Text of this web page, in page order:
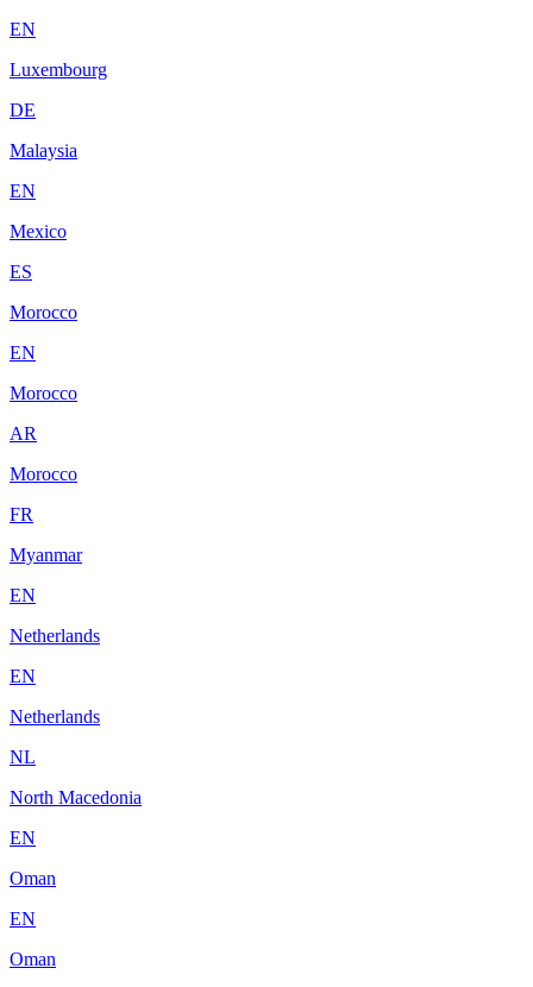
EN
Luxembourg
DE
Malaysia
EN
Mexico
ES
Morocco
EN
Morocco
AR
Morocco
FR
Myanmar
EN
Netherlands
EN
Netherlands
NL
North Macedonia
EN
Oman
EN
Oman